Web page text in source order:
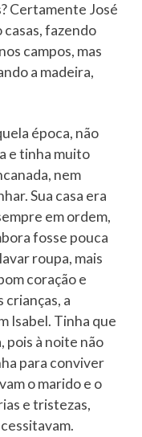
Certamente José
fazendo
campos, mas
a madeira,
época, não
e tinha muito
nem
Sua casa era
em ordem,
fosse pouca
roupa, mais
coração e
crianças, a
Isabel. Tinha que
pois à noite não
para conviver
o marido e o
e tristezas,